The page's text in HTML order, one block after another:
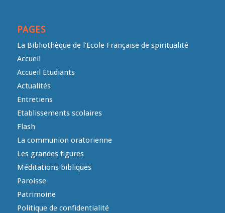
PAGES
La Bibliothèque de l’Ecole Française de spiritualité
Accueil
Accueil Etudiants
Actualités
Entretiens
Etablissements scolaires
Flash
La communion oratorienne
Les grandes figures
Méditations bibliques
Paroisse
Patrimoine
Politique de confidentialité